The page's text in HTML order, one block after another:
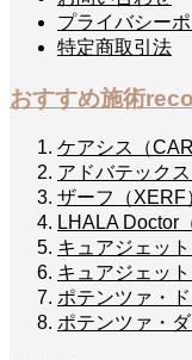
プライバシー
特定商取引法
おすすめ施術
ケアシス（
アドバテック
ザーフ（XERF
LHALA Doctor
キュアジェッ
キュアジェッ
ポテンツァ・
ポテンツァ・